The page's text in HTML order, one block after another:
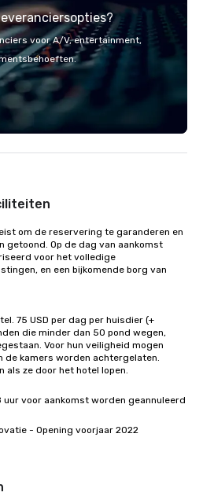
wine
hiking,
also have
challenges presented
mobile device. We can also
incorporate our
event to the water
voor A/V, entertainment,
om de reservering te garanderen en
getoond. Op de dag van aankomst
voor het volledige
en een bijkomende borg van
75 USD per dag per huisdier (+
die minder dan 50 pond wegen,
Voor hun veiligheid mogen
de kamers worden achtergelaten.
voor aankomst worden geannuleerd
- Opening voorjaar 2022